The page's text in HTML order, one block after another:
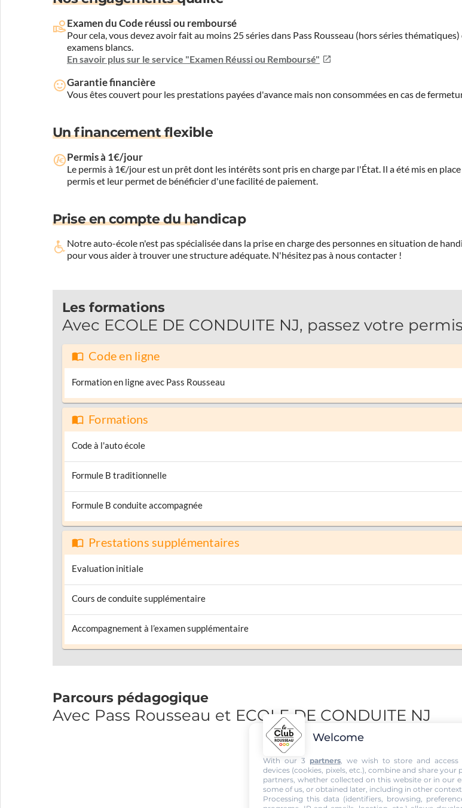
Examen du Code réussi ou remboursé
Pour cela, vous devez avoir fait au moins 25 séries dans Pass Rousseau (hors séries
examens blancs.
En savoir plus sur le service "Examen Réussi ou Remboursé"
Garantie financière
Vous êtes couvert pour les prestations payées d'avance mais non consommées en cas de
Un financement flexible
Permis à 1€/jour
Le permis à 1€/jour est un prêt dont les intérêts sont pris en charge par l'État. Il a été mis en
permis et leur permet de bénéficier d'une facilité de paiement.
Prise en compte du handicap
Notre auto-école n'est pas spécialisée dans la prise en charge des personnes en situation de
pour vous aider à trouver une structure adéquate. N'hésitez pas à nous contacter !
Les formations
Avec ECOLE DE CONDUITE NJ, passez votre
Code en ligne
Formation en ligne avec Pass Rousseau
Formations
Code à l'auto école
Formule B traditionnelle
Formule B conduite accompagnée
Prestations supplémentaires
Evaluation initiale
Cours de conduite supplémentaire
Accompagnement à l’examen supplémentaire
Parcours pédagogique
Avec Pass Rousseau et ECOLE DE CONDUITE NJ
Welcome
With our 3 partners, we wish to store and
devices (cookies, pixels, etc.), combine and share your
partners, whether collected on this website or in our
some of us, or obtained later, including in other
Processing this data (identifiers, browsing,